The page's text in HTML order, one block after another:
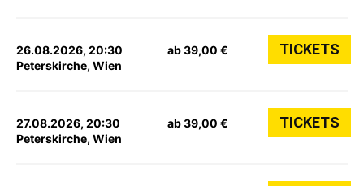
26.08.2026, 20:30
Peterskirche, Wien
ab 39,00 € TICKETS
27.08.2026, 20:30
Peterskirche, Wien
ab 39,00 € TICKETS